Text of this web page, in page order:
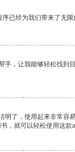
已经为我们带来了无限
手，让我能够轻松找到
明了，使用起来非常容
，就可以轻松使用这款